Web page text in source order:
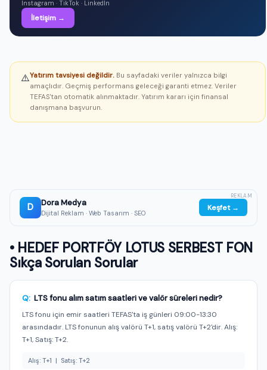
Instagram · TikTok · LinkedIn
İletişim →
⚠️Yatırım tavsiyesi değildir. Bu sayfadaki veriler yalnızca bilgi
amaçlıdır. Geçmiş performans geleceği garanti etmez. Veriler
TEFAS'tan otomatik alınmaktadır. Yatırım kararı için finansal
danışmana başvurun.
D Dora Medya
Dijital Reklam · Web Tasarım · SEO
Keşfet →
REKLAM
• HEDEF PORTFÖY LOTUS SERBEST FON
Sıkça Sorulan Sorular
Q: LTS fonu alım satım saatleri ve valör süreleri nedir?
LTS fonu için emir saatleri TEFAS'ta iş günleri 09:00-13:30
arasındadır. LTS fonunun alış valörü T+1, satış valörü T+2'dir. Alış:
T+1, Satış: T+2.
Alış: T+1 | Satış: T+2